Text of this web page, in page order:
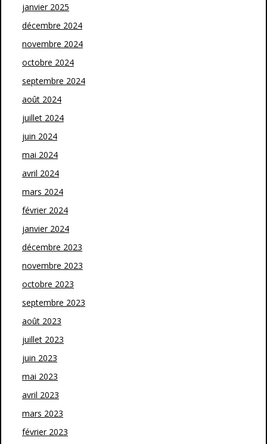
janvier 2025
décembre 2024
novembre 2024
octobre 2024
septembre 2024
août 2024
juillet 2024
juin 2024
mai 2024
avril 2024
mars 2024
février 2024
janvier 2024
décembre 2023
novembre 2023
octobre 2023
septembre 2023
août 2023
juillet 2023
juin 2023
mai 2023
avril 2023
mars 2023
février 2023